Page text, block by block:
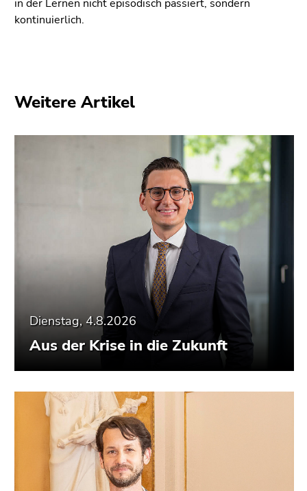
in der Lernen nicht episodisch passiert, sondern
kontinuierlich.
Weitere Artikel
Dienstag, 4.8.2026
Aus der Krise in die Zukunft